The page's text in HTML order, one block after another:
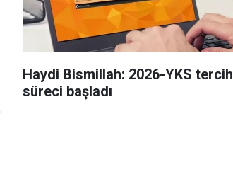
Haydi Bismillah: 2026-YKS tercih
süreci başladı